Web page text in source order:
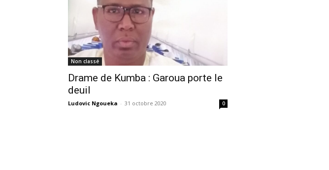
Non classé
Drame de Kumba : Garoua porte le
deuil
Ludovic Ngoueka - 31 octobre 2020 0